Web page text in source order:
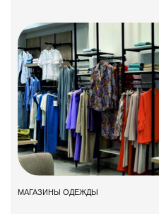
МАГАЗИНЫ ОДЕЖДЫ